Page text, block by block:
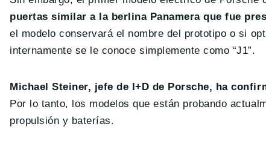
puertas similar a la berlina Panamera que fue
el modelo conservará el nombre del prototipo o si
internamente se le conoce simplemente como “J1”.
Michael Steiner, jefe de I+D de Porsche, ha
Por lo tanto, los modelos que están probando
propulsión y baterías.